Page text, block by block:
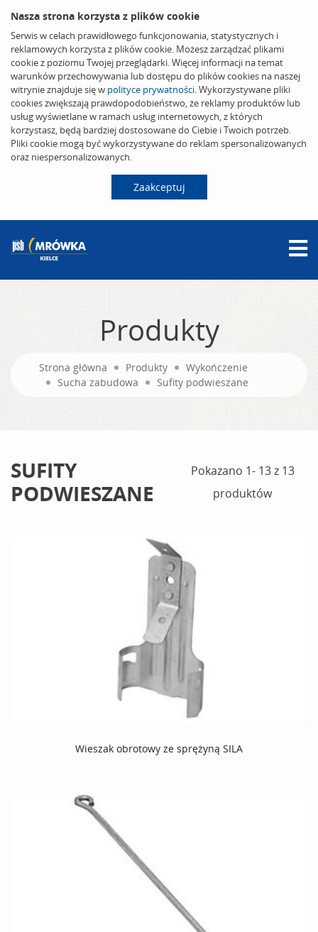
Nasza strona korzysta z plików cookie
Serwis w celach prawidłowego funkcjonowania, statystycznych i
reklamowych korzysta z plików cookie. Możesz zarządzać plikami
cookie z poziomu Twojej przeglądarki. Więcej informacji na temat
warunków przechowywania lub dostępu do plików cookies na naszej
witrynie znajduje się w polityce prywatności. Wykorzystywane pliki
cookies zwiększają prawdopodobieństwo, że reklamy produktów lub
usług wyświetlane w ramach usług internetowych, z których
korzystasz, będą bardziej dostosowane do Ciebie i Twoich potrzeb.
Pliki cookie mogą być wykorzystywane do reklam spersonalizowanych
oraz niespersonalizowanych.
Zaakceptuj
Produkty
Strona główna Produkty
Wykończenie
Sucha zabudowa
Sufity podwieszane
SUFITY
PODWIESZANE
Pokazano 1- 13 z 13
produktów
Wieszak obrotowy ze sprężyną SILA